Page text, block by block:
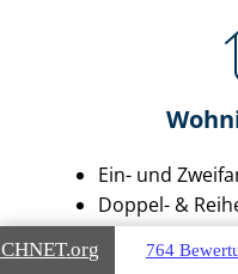
Ein- und
Doppel- &
.org 764